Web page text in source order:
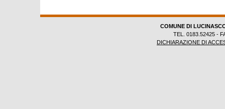
COMUNE DI
TEL. 0183.52425 -
DICHIARAZIONE DI